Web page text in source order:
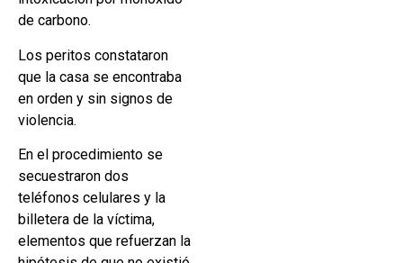
de carbono.
Los peritos constataron
que la casa se encontraba
en orden y sin signos de
violencia.
En el procedimiento se
secuestraron dos
teléfonos celulares y la
billetera de la víctima,
elementos que refuerzan la